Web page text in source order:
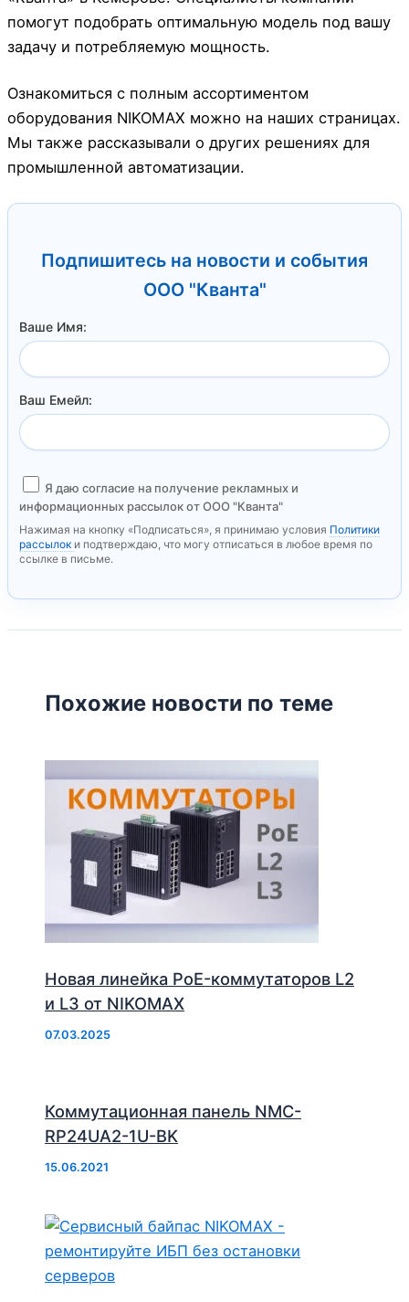
помогут подобрать оптимальную модель под вашу
задачу и потребляемую мощность.
Ознакомиться с полным ассортиментом
оборудования NIKOMAX можно на наших страницах.
Мы также рассказывали о других решениях для
промышленной автоматизации.
Подпишитесь на новости и события
ООО "Кванта"
Ваше Имя:
Ваш Емейл:
Я даю согласие на получение рекламных и
информационных рассылок от ООО "Кванта"
Нажимая на кнопку «Подписаться», я принимаю условия Политики
рассылок и подтверждаю, что могу отписаться в любое время по
ссылке в письме.
Похожие новости по теме
Новая линейка PoE-коммутаторов L2
и L3 от NIKOMAX
07.03.2025
Коммутационная панель NMC-
RP24UA2-1U-BK
15.06.2021